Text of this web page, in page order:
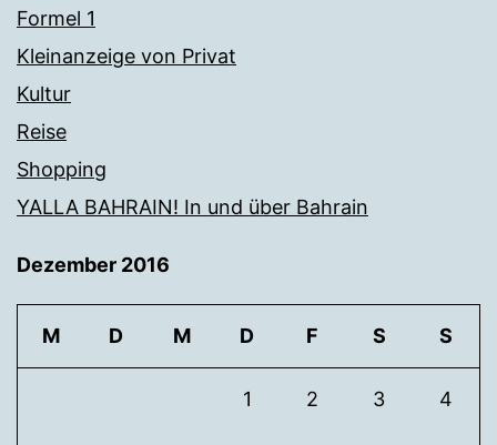
Formel 1
Kleinanzeige von Privat
Kultur
Reise
Shopping
YALLA BAHRAIN! In und über Bahrain
Dezember 2016
M D M D F S S
1 2 3 4